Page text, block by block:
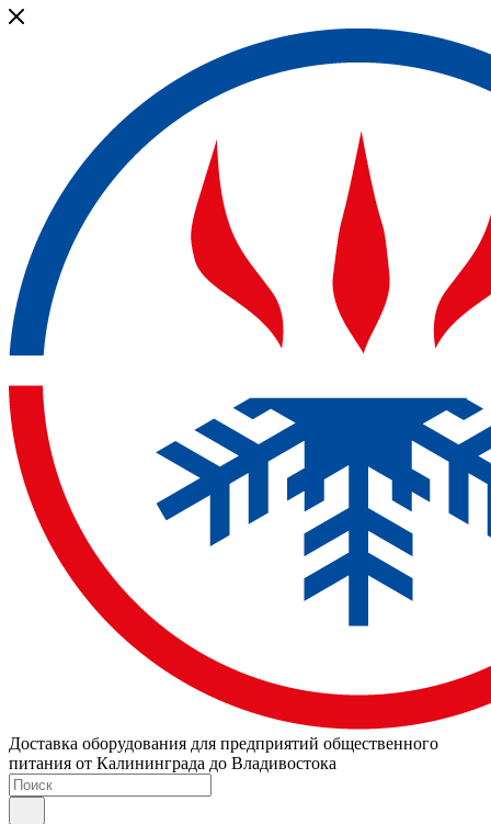
Доставка оборудования для предприятий общественного
питания от Калининграда до Владивостока